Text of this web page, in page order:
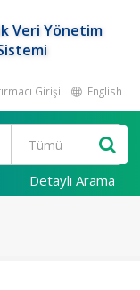
Veri Yönetim
Girişi English
Detaylı Arama